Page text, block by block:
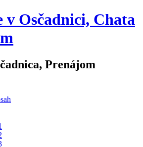
v Osčadnici, Chata
Prenájom